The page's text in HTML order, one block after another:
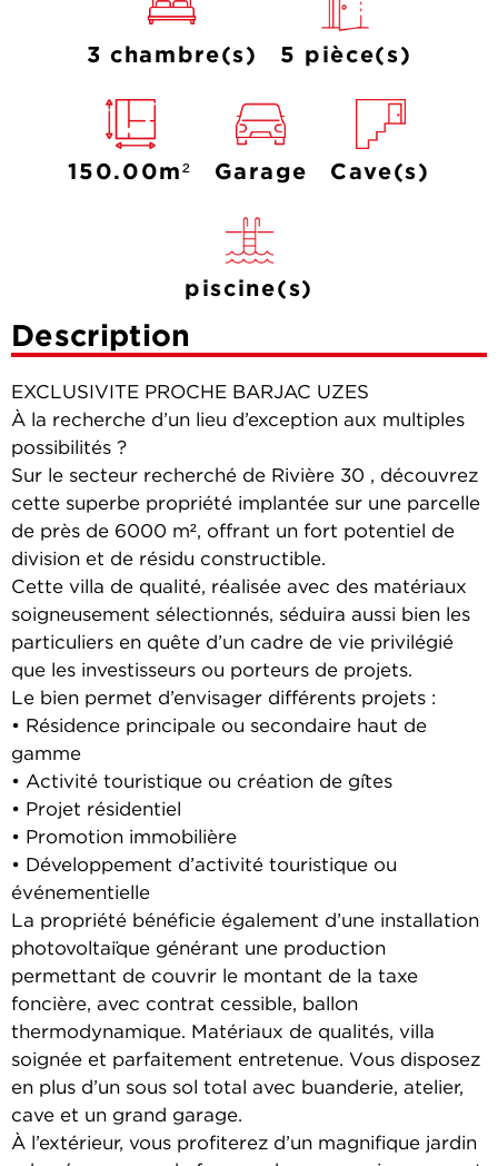
3 chambre(s) 5 pièce(s)
150.00m² Garage Cave(s)
piscine(s)
Description
EXCLUSIVITE PROCHE BARJAC UZES
À la recherche d’un lieu d’exception aux multiples
possibilités ?
Sur le secteur recherché de Rivière 30 , découvrez
cette superbe propriété implantée sur une parcelle
de près de 6000 m², offrant un fort potentiel de
division et de résidu constructible.
Cette villa de qualité, réalisée avec des matériaux
soigneusement sélectionnés, séduira aussi bien les
particuliers en quête d’un cadre de vie privilégié
que les investisseurs ou porteurs de projets.
Le bien permet d’envisager différents projets :
• Résidence principale ou secondaire haut de
gamme
• Activité touristique ou création de gîtes
• Projet résidentiel
• Promotion immobilière
• Développement d’activité touristique ou
événementielle
La propriété bénéficie également d’une installation
photovoltaïque générant une production
permettant de couvrir le montant de la taxe
foncière, avec contrat cessible, ballon
thermodynamique. Matériaux de qualités, villa
soignée et parfaitement entretenue. Vous disposez
en plus d’un sous sol total avec buanderie, atelier,
cave et un grand garage.
À l’extérieur, vous profiterez d’un magnifique jardin